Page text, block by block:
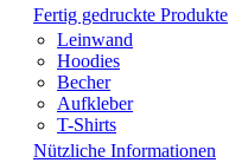
Fertig gedruckte Produkte
Leinwand
Hoodies
Becher
Aufkleber
T-Shirts
Nützliche Informationen